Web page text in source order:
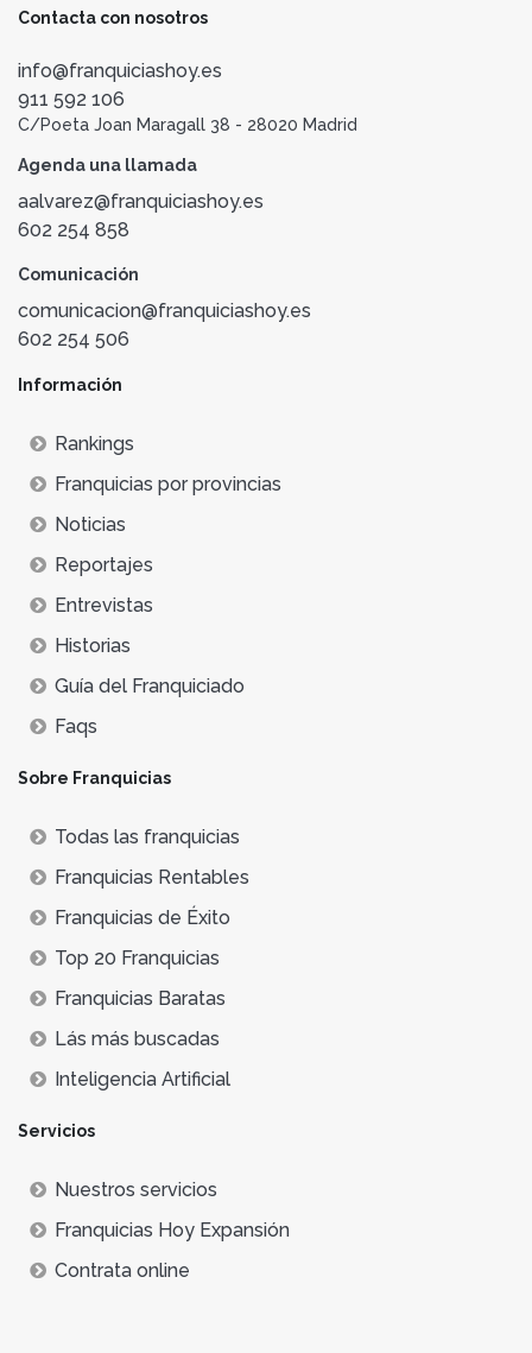
Contacta con nosotros
info@franquiciashoy.es
911 592 106
C/Poeta Joan Maragall 38 - 28020 Madrid
Agenda una llamada
aalvarez@franquiciashoy.es
602 254 858
Comunicación
comunicacion@franquiciashoy.es
602 254 506
Información
Rankings
Franquicias por provincias
Noticias
Reportajes
Entrevistas
Historias
Guía del Franquiciado
Faqs
Sobre Franquicias
Todas las franquicias
Franquicias Rentables
Franquicias de Éxito
Top 20 Franquicias
Franquicias Baratas
Lás más buscadas
Inteligencia Artificial
Servicios
Nuestros servicios
Franquicias Hoy Expansión
Contrata online